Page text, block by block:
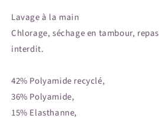
Lavage à la main
Chlorage, séchage en tambour,
interdit.
42% Polyamide recyclé,
36% Polyamide,
15% Elasthanne,